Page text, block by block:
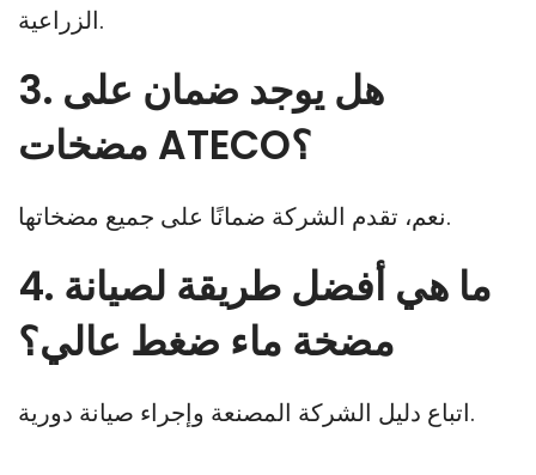
الزراعية.
3. هل يوجد ضمان على
مضخات ATECO؟
نعم، تقدم الشركة ضمانًا على جميع مضخاتها.
4. ما هي أفضل طريقة لصيانة
مضخة ماء ضغط عالي؟
اتباع دليل الشركة المصنعة وإجراء صيانة دورية.